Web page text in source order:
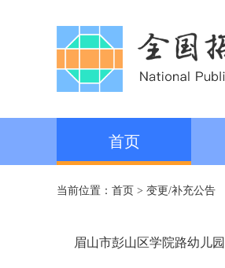
首页
当前位置： 首页 > 变更/补充公告
眉山市彭山区学院路幼儿